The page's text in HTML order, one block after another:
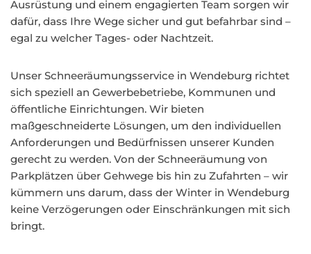
Ausrüstung und einem engagierten Team sorgen wir
dafür, dass Ihre Wege sicher und gut befahrbar sind –
egal zu welcher Tages- oder Nachtzeit.
Unser Schneeräumungsservice in Wendeburg richtet
sich speziell an Gewerbebetriebe, Kommunen und
öffentliche Einrichtungen. Wir bieten
maßgeschneiderte Lösungen, um den individuellen
Anforderungen und Bedürfnissen unserer Kunden
gerecht zu werden. Von der Schneeräumung von
Parkplätzen über Gehwege bis hin zu Zufahrten – wir
kümmern uns darum, dass der Winter in Wendeburg
keine Verzögerungen oder Einschränkungen mit sich
bringt.